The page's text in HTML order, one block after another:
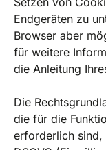
Endgeräten zu
Browser aber
für weitere
die Anleitung
Die
die für die
erforderlich sind,